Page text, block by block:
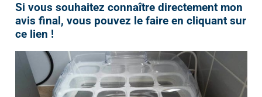
Si vous souhaitez connaître directement mon
avis final, vous pouvez le faire en cliquant sur
ce lien !